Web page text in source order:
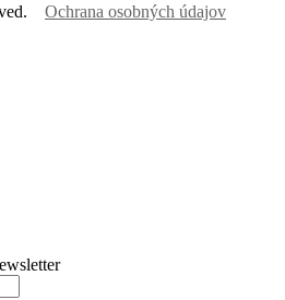
Ochrana osobných údajov